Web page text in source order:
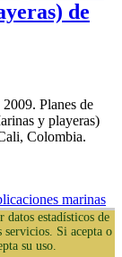
de
Planes de
y playeras)
Colombia.
marinas
estadísticos de
servicios. Si acepta o
su uso.